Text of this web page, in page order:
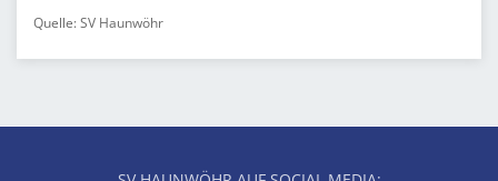
Quelle: SV Haunwöhr